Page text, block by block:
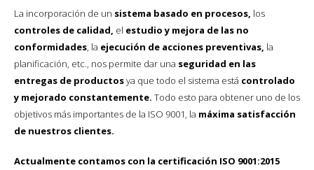
La incorporación de un sistema basado en procesos, los
controles de calidad, el estudio y mejora de las no
conformidades, la ejecución de acciones preventivas, la
planificación, etc., nos permite dar una seguridad en las
entregas de productosya que todo el sistema está controlado
y mejorado constantemente. Todo esto para obtener uno de los
objetivos más importantes de la ISO 9001, la máxima satisfacción
de nuestros clientes.
Actualmente contamos con la certificación ISO 9001:2015